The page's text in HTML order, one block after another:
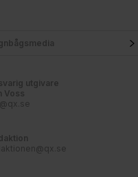
utgivare
Voss